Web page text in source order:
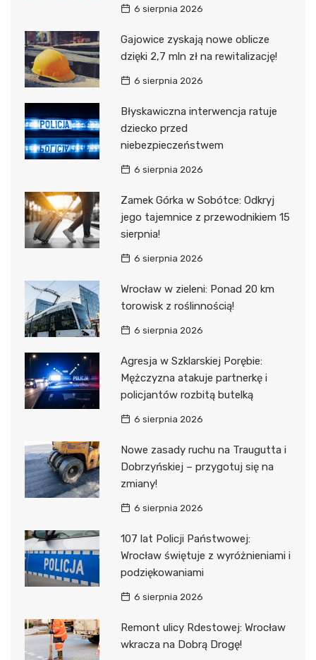
6 sierpnia 2026
Gajowice zyskają nowe oblicze
dzięki 2,7 mln zł na rewitalizację!
6 sierpnia 2026
Błyskawiczna interwencja ratuje
dziecko przed
niebezpieczeństwem
6 sierpnia 2026
Zamek Górka w Sobótce: Odkryj
jego tajemnice z przewodnikiem 15
sierpnia!
6 sierpnia 2026
Wrocław w zieleni: Ponad 20 km
torowisk z roślinnością!
6 sierpnia 2026
Agresja w Szklarskiej Porębie:
Mężczyzna atakuje partnerkę i
policjantów rozbitą butelką
6 sierpnia 2026
Nowe zasady ruchu na Traugutta i
Dobrzyńskiej – przygotuj się na
zmiany!
6 sierpnia 2026
107 lat Policji Państwowej:
Wrocław świętuje z wyróżnieniami i
podziękowaniami
6 sierpnia 2026
Remont ulicy Rdestowej: Wrocław
wkracza na Dobrą Drogę!